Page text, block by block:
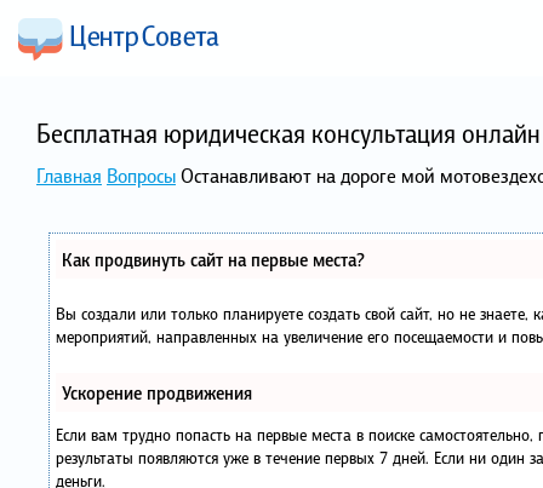
Бесплатная юридическая консультация
Главная ВопросыОстанавливают на дороге мой
Как продвинуть сайт на первые места?
Вы создали или только планируете создать свой сайт, но не
мероприятий, направленных на увеличение его посещаемости и
Ускорение продвижения
Если вам трудно попасть на первые места в поиске
результаты появляются уже в течение первых 7 дней. Если ни один
деньги.